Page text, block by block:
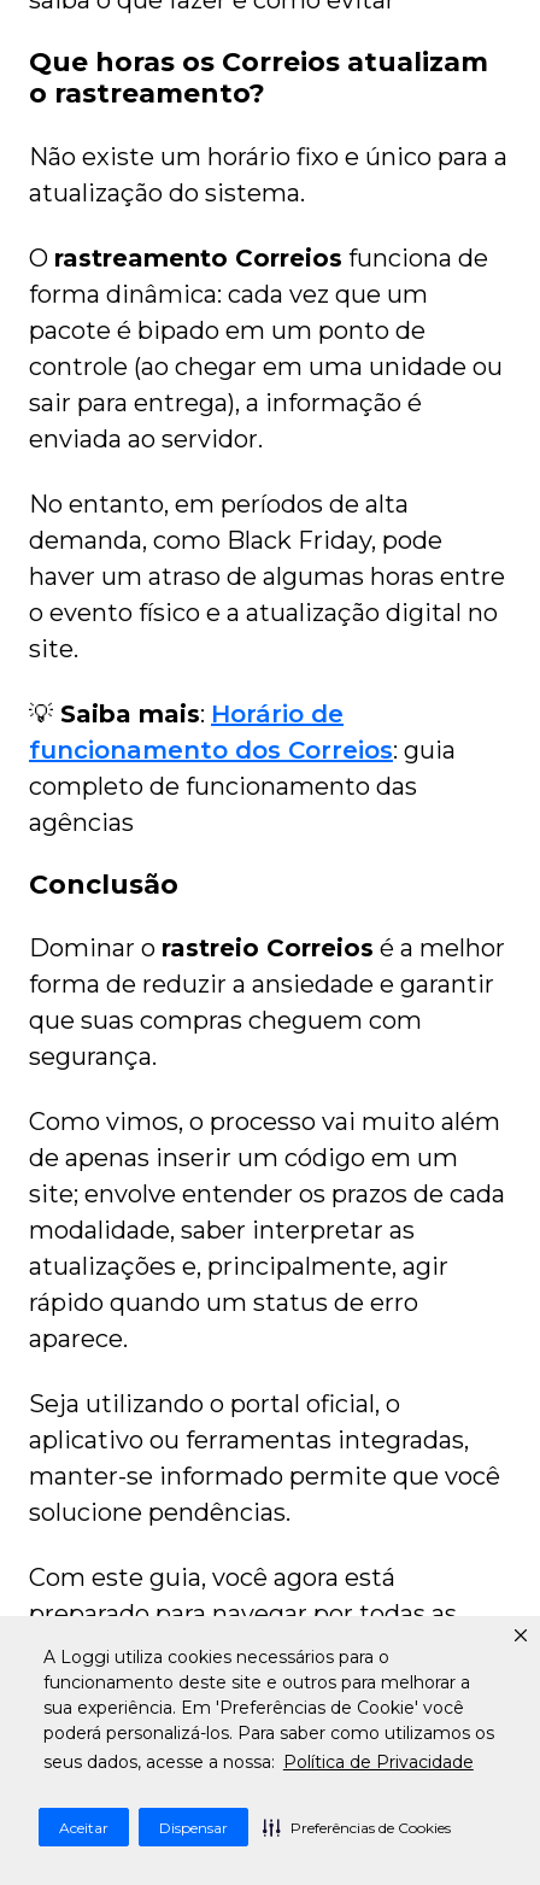
A Loggi utiliza cookies necessários para o
funcionamento deste site e outros para melhorar a
sua experiência. Em 'Preferências de Cookie' você
poderá personalizá-los. Para saber como utilizamos os
seus dados, acesse a nossa: Política de Privacidade
Aceitar Dispensar Preferências de Cookies
Que horas os Correios atualizam
o rastreamento?
Não existe um horário fixo e único para a
atualização do sistema.
O rastreamento Correios funciona de
forma dinâmica: cada vez que um
pacote é bipado em um ponto de
controle (ao chegar em uma unidade ou
sair para entrega), a informação é
enviada ao servidor.
No entanto, em períodos de alta
demanda, como Black Friday, pode
haver um atraso de algumas horas entre
o evento físico e a atualização digital no
site.
💡 Saiba mais: Horário de
funcionamento dos Correios: guia
completo de funcionamento das
agências
Conclusão
Dominar o rastreio Correios é a melhor
forma de reduzir a ansiedade e garantir
que suas compras cheguem com
segurança.
Como vimos, o processo vai muito além
de apenas inserir um código em um
site; envolve entender os prazos de cada
modalidade, saber interpretar as
atualizações e, principalmente, agir
rápido quando um status de erro
aparece.
Seja utilizando o portal oficial, o
aplicativo ou ferramentas integradas,
manter-se informado permite que você
solucione pendências.
Com este guia, você agora está
preparado para navegar por todas as
etapas da logística postal brasileira com
total confiança.
Perguntas Frequentes
Por que meu rastreio não atualiza?
No PAC, as atualizações são mais lentas devido ao